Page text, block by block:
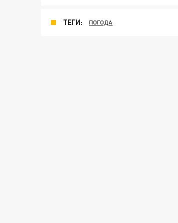
ТЕГИ: ПОГОДА